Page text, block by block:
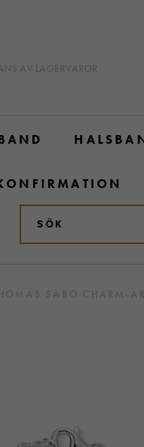
AV LAGERVAROR
SABO CHARM-